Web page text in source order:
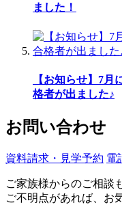
ました！
【お知らせ】7
格者が出ました♪
お問い合わせ
資料請求・見学予約 電
ご家族様からのご相談
ご不明点があれば、お